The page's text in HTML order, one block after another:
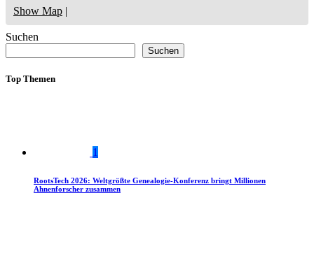
Show Map |
Suchen
Suchen
Top Themen
1
RootsTech 2026: Weltgrößte Genealogie-Konferenz bringt Millionen
Ahnenforscher zusammen